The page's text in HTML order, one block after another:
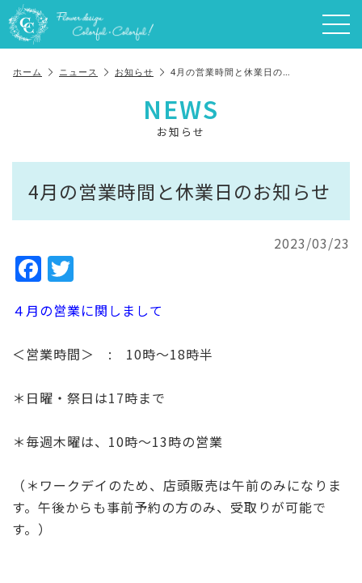
ホーム ニュース お知らせ 4月の営業時間と休業日の…
NEWS
お知らせ
4月の営業時間と休業日のお知らせ
2023/03/23
F
a
c
e
b
o
k
it
te
r
４月の営業に関しまして
＜営業時間＞ : 10時～18時半
＊日曜・祭日は17時まで
＊毎週木曜は、10時～13時の営業
（＊ワークデイのため、店頭販売は午前のみになりま
す。午後からも事前予約の方のみ、受取りが可能で
す。）